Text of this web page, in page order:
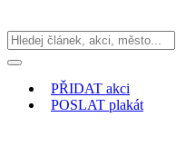
PŘIDAT akci
POSLAT plakát